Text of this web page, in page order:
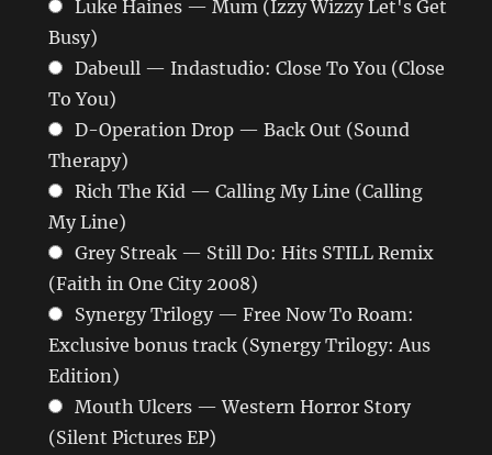
Luke Haines — Mum (Izzy Wizzy Let's Get
Busy)
Dabeull — Indastudio: Close To You (Close
To You)
D-Operation Drop — Back Out (Sound
Therapy)
Rich The Kid — Calling My Line (Calling
My Line)
Grey Streak — Still Do: Hits STILL Remix
(Faith in One City 2008)
Synergy Trilogy — Free Now To Roam:
Exclusive bonus track (Synergy Trilogy: Aus
Edition)
Mouth Ulcers — Western Horror Story
(Silent Pictures EP)